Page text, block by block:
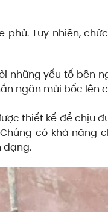
Tuy nhiên,
những yếu tố bên
ngăn mùi bốc lên
thiết kế để chịu
có khả năng
dạng.